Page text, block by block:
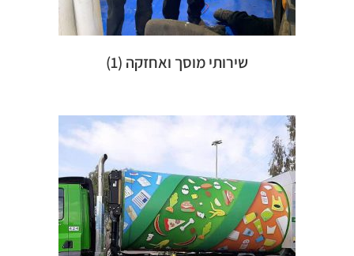
שירותי מוסך ואחזקה (1)